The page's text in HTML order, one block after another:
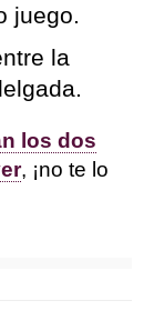
juego.
la
los dos
, ¡no te lo